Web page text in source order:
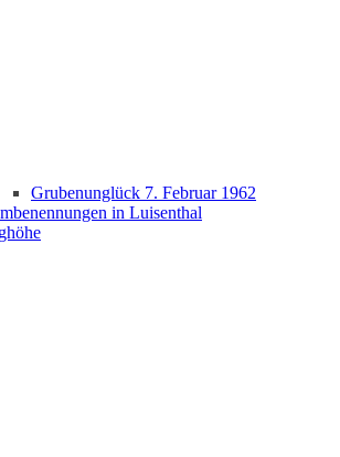
Grubenunglück 7. Februar 1962
in Luisenthal